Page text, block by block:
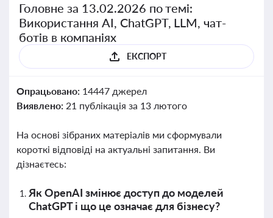
Головне за 13.02.2026 по темі:
Використання AI, ChatGPT, LLM, чат-
ботів в компаніях
ЕКСПОРТ
Опрацьовано: 14447 джерел
Виявлено: 21 публікація за 13 лютого
На основі зібраних матеріалів ми сформували
короткі відповіді на актуальні запитання. Ви
дізнаєтесь:
Як OpenAI змінює доступ до моделей
ChatGPT і що це означає для бізнесу?